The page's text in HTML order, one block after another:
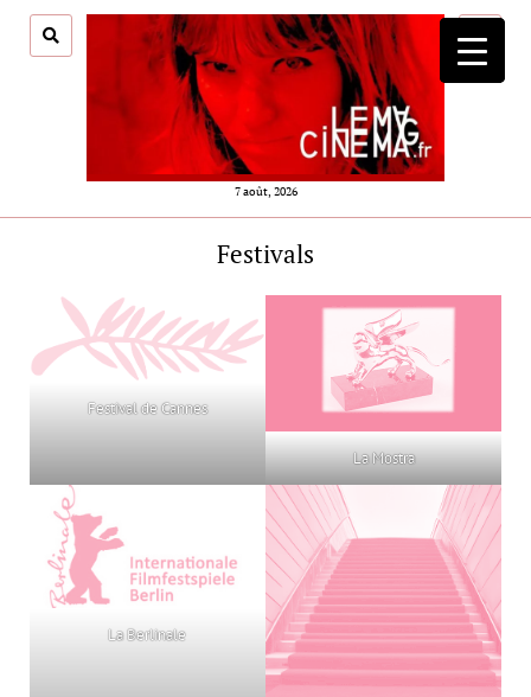
7 août, 2026
menu
Festivals
Festival de Cannes
La Mostra
La Berlinale